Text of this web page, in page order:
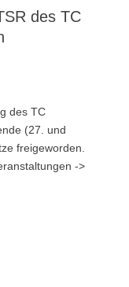
des TC
des TC
(27. und
freigeworden.
->